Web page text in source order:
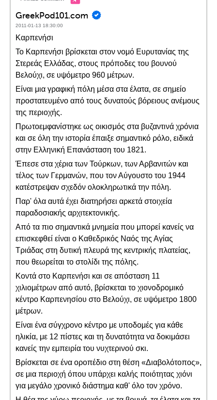
GreekPod101.com
2011-01-13 18:30:00
Καρπενήσι
Το Καρπενήσι βρίσκεται στον νομό Ευρυτανίας της
Στερεάς Ελλάδας, στους πρόποδες του βουνού
Βελούχι, σε υψόμετρο 960 μέτρων.
Είναι μια γραφική πόλη μέσα στα έλατα, σε σημείο
προστατευμένο από τους δυνατούς βόρειους ανέμους
της περιοχής.
Πρωτοεμφανίστηκε ως οικισμός στα βυζαντινά χρόνια
και σε όλη την ιστορία έπαιξε σημαντικό ρόλο, ειδικά
στην Ελληνική Επανάσταση του 1821.
Έπεσε στα χέρια των Τούρκων, των Αρβανιτών και
τέλος των Γερμανών, που τον Αύγουστο του 1944
κατέστρεψαν σχεδόν ολοκληρωτικά την πόλη.
Παρ' όλα αυτά έχει διατηρήσει αρκετά στοιχεία
παραδοσιακής αρχιτεκτονικής.
Από τα πιο σημαντικά μνημεία που μπορεί κανείς να
επισκεφθεί είναι ο Καθεδρικός Ναός της Αγίας
Τριάδας στη δυτική πλευρά της κεντρικής πλατείας,
που θεωρείται το στολίδι της πόλης.
Κοντά στο Καρπενήσι και σε απόσταση 11
χιλιομέτρων από αυτό, βρίσκεται το χιονοδρομικό
κέντρο Καρπενησίου στο Βελούχι, σε υψόμετρο 1800
μέτρων.
Είναι ένα σύγχρονο κέντρο με υποδομές για κάθε
ηλικία, με 12 πίστες και τη δυνατότητα να δοκιμάσει
κανείς την εμπειρία του νυχτερινού σκι.
Βρίσκεται σε ένα οροπέδιο στη θέση «Διαβολότοπος»,
σε μια περιοχή όπου υπάρχει καλής ποιότητας χιόνι
για μεγάλο χρονικό διάστημα καθ' όλο τον χρόνο.